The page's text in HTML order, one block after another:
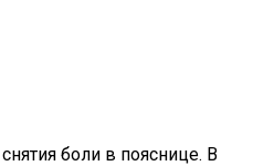
боли в пояснице. В